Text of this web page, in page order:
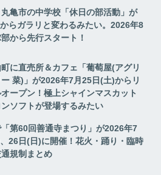
丸亀市の中学校「休日の部活動」が
らガラリと変わるみたい。2026年8
から先行スタート！
に直売所＆カフェ「葡萄屋(アグリ
菜)」が2026年7月25日(土)からリ
ープン！極上シャインマスカット
ンソフトが登場するみたい
第60回善通寺まつり」が2026年7
26日(日)に開催！花火・踊り・臨時
規制まとめ